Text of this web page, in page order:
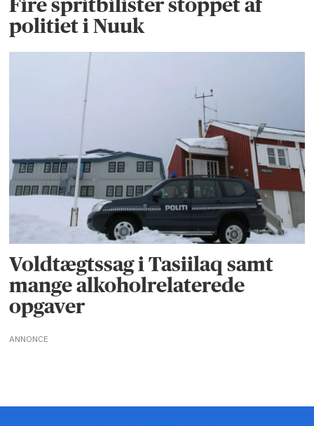
politiet i Nuuk
Voldtægtssag i Tasiilaq samt
mange alkoholrelaterede
opgaver
ANNONCE